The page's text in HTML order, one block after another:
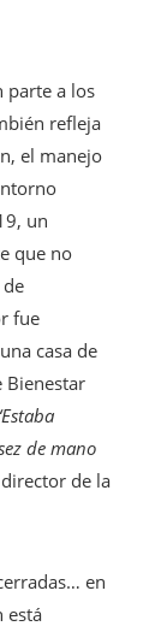
parte a los
refleja
el manejo
un
que no
fue
casa de
Bienestar
de mano
de la
en
está